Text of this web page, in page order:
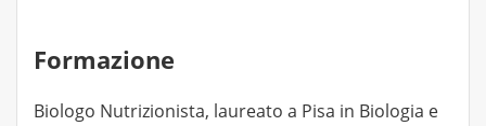
Formazione
Biologo Nutrizionista, laureato a Pisa in Biologia e